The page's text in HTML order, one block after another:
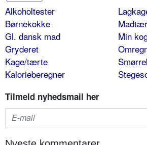
Alkoholtester
Børnekokke
Gl. dansk mad
Gryderet
Kage/tærte
Kalorieberegner
Min
Tilmeld nyhedsmail her